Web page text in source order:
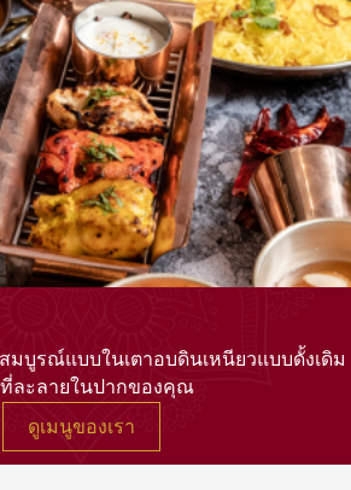
บูรณ์แบบในเตาอบดินเหนียวแบบดั้งเดิม
ละลายในปากของคุณ
ดูเมนูของเรา